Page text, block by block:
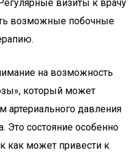
визиты к врачу
возможные побочные
на возможность
который может
артериального давления
Это состояние особенно
как может привести к